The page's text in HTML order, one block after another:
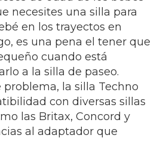
necesites una silla para
en los trayectos en
es una pena el tener que
cuando está
a la silla de paseo.
problema, la silla Techno
con diversas sillas
las Britax, Concord y
al adaptador que